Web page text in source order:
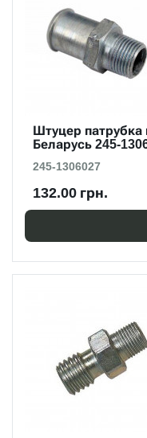
Штуцер
Беларусь 245-
245-1306027
132.00 грн.